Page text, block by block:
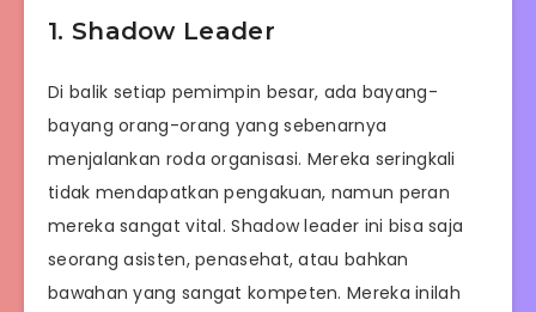
1. Shadow Leader
Di balik setiap pemimpin besar, ada bayang-
bayang orang-orang yang sebenarnya
menjalankan roda organisasi. Mereka seringkali
tidak mendapatkan pengakuan, namun peran
mereka sangat vital. Shadow leader ini bisa saja
seorang asisten, penasehat, atau bahkan
bawahan yang sangat kompeten. Mereka inilah